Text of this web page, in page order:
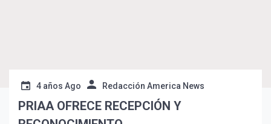
4 años Ago Redacción America News
PRIAA OFRECE RECEPCIÓN Y